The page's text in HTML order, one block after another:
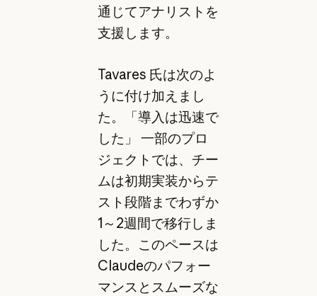
通じてアナリストを
支援します。
Tavares 氏は次のよ
うに付け加えまし
た。「導入は迅速で
した」 一部のプロ
ジェクトでは、チー
ムは初期実装からテ
スト段階までわずか
1～2週間で移行しま
した。このペースは
Claudeのパフォー
マンスとスムーズな